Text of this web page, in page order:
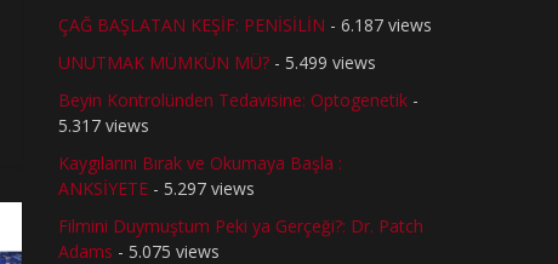
ÇAĞ BAŞLATAN KEŞİF: PENİSİLİN - 6.187 views
UNUTMAK MÜMKÜN MÜ? - 5.499 views
Beyin Kontrolünden Tedavisine: Optogenetik -
5.317 views
Kaygılarını Bırak ve Okumaya Başla :
ANKSİYETE - 5.297 views
Filmini Duymuştum Peki ya Gerçeği?: Dr. Patch
Adams - 5.075 views